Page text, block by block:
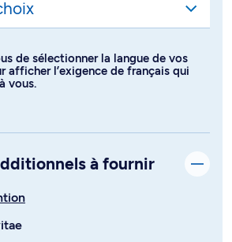
de sélectionner la langue de vos
afficher l’exigence de français qui
vous.
à fournir